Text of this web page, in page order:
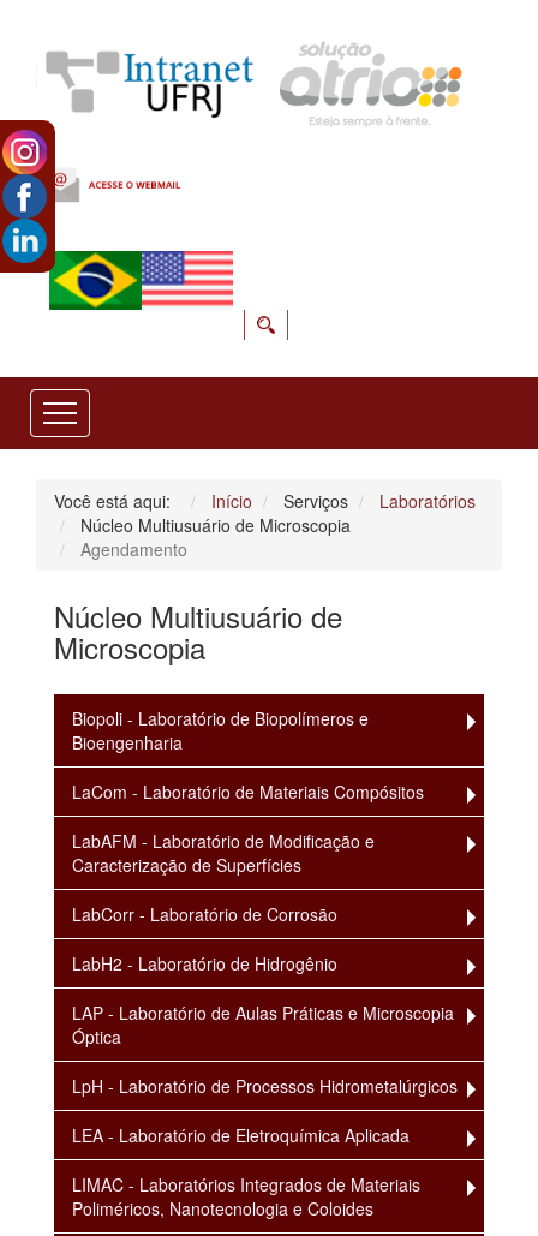
Você está aqui: Início Serviços
Laboratórios
Núcleo Multiusuário de Microscopia
Agendamento
Núcleo Multiusuário de
Microscopia
Biopoli - Laboratório de Biopolímeros e
Bioengenharia
LaCom - Laboratório de Materiais Compósitos
LabAFM - Laboratório de Modificação e
Caracterização de Superfícies
LabCorr - Laboratório de Corrosão
LabH2 - Laboratório de Hidrogênio
LAP - Laboratório de Aulas Práticas e Microscopia
Óptica
LpH - Laboratório de Processos Hidrometalúrgicos
LEA - Laboratório de Eletroquímica Aplicada
LIMAC - Laboratórios Integrados de Materiais
Poliméricos, Nanotecnologia e Coloides